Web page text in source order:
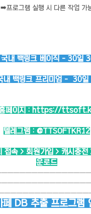
➡️프로그램 실행 시 다른 작업 가
내 백링크 베이직 - 30일
내 백링크 프리미엄 - 30일
페이지 : https://
텔레그램 : @TTSOFTKR12
접속 > 회원가입 > 캐시충
운로드
페 DB 추출 프로그램